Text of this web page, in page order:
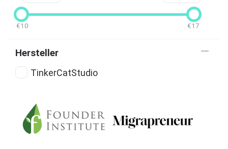
€10 €17
Hersteller
TinkerCatStudio